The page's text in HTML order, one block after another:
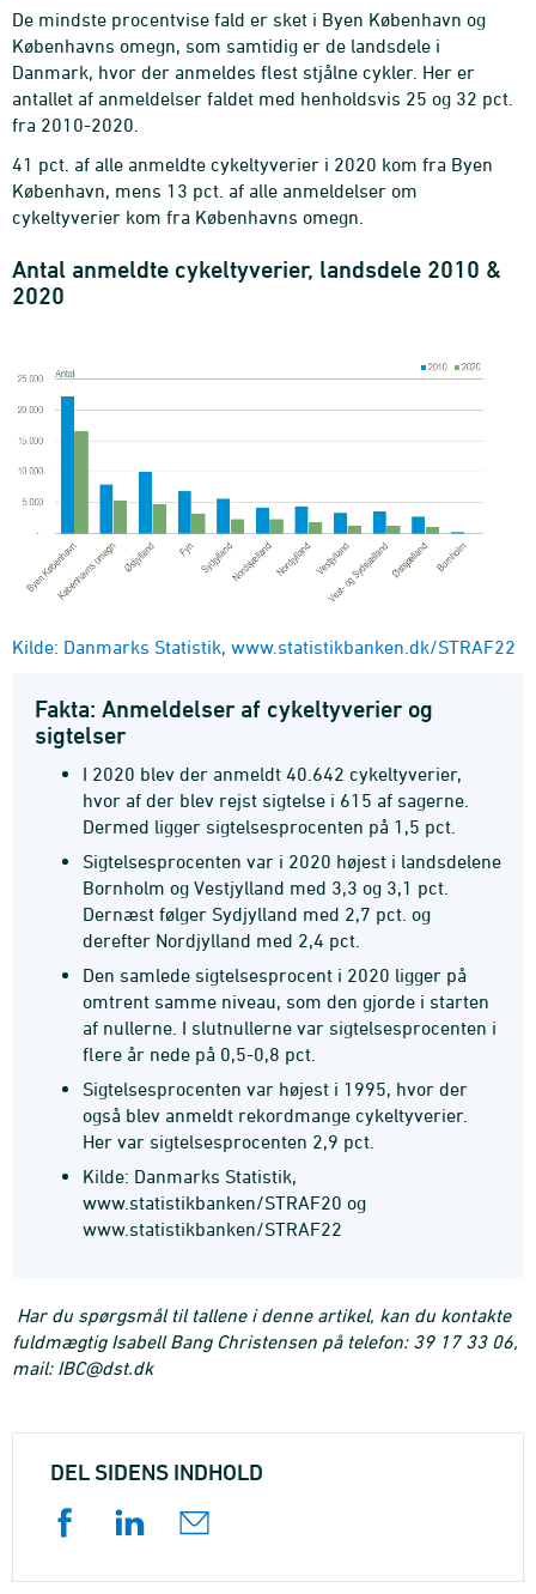
De mindste procentvise fald er sket i Byen København og
Københavns omegn, som samtidig er de landsdele i
Danmark, hvor der anmeldes flest stjålne cykler. Her er
antallet af anmeldelser faldet med henholdsvis 25 og 32 pct.
fra 2010-2020.
41 pct. af alle anmeldte cykeltyverier i 2020 kom fra Byen
København, mens 13 pct. af alle anmeldelser om
cykeltyverier kom fra Københavns omegn.
Antal anmeldte cykeltyverier, landsdele 2010 &
2020
Kilde: Danmarks Statistik, www.statistikbanken.dk/STRAF22
Fakta: Anmeldelser af cykeltyverier og
sigtelser
I 2020 blev der anmeldt 40.642 cykeltyverier,
hvor af der blev rejst sigtelse i 615 af sagerne.
Dermed ligger sigtelsesprocenten på 1,5 pct.
Sigtelsesprocenten var i 2020 højest i landsdelene
Bornholm og Vestjylland med 3,3 og 3,1 pct.
Dernæst følger Sydjylland med 2,7 pct. og
derefter Nordjylland med 2,4 pct.
Den samlede sigtelsesprocent i 2020 ligger på
omtrent samme niveau, som den gjorde i starten
af nullerne. I slutnullerne var sigtelsesprocenten i
flere år nede på 0,5-0,8 pct.
Sigtelsesprocenten var højest i 1995, hvor der
også blev anmeldt rekordmange cykeltyverier.
Her var sigtelsesprocenten 2,9 pct.
Kilde: Danmarks Statistik,
www.statistikbanken/STRAF20 og
www.statistikbanken/STRAF22
Har du spørgsmål til tallene i denne artikel, kan du kontakte
fuldmægtig Isabell Bang Christensen på telefon: 39 17 33 06,
mail: IBC@dst.dk
DEL SIDENS INDHOLD